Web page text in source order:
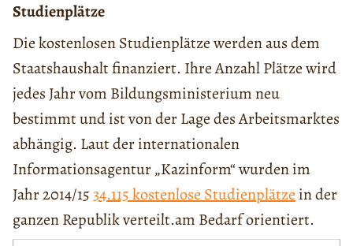
Studienplätze
Die kostenlosen Studienplätze werden aus dem
Staatshaushalt finanziert. Ihre Anzahl Plätze wird
jedes Jahr vom Bildungsministerium neu
bestimmt und ist von der Lage des Arbeitsmarktes
abhängig. Laut der internationalen
Informationsagentur „Kazinform“ wurden im
Jahr 2014/1534.115 kostenlose Studienplätze in der
ganzen Republik verteilt.am Bedarf orientiert.